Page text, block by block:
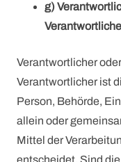
g)
Verantwortlicher
Verantwortlicher ist
Person, Behörde,
allein oder
Mittel der
entscheidet. Sind